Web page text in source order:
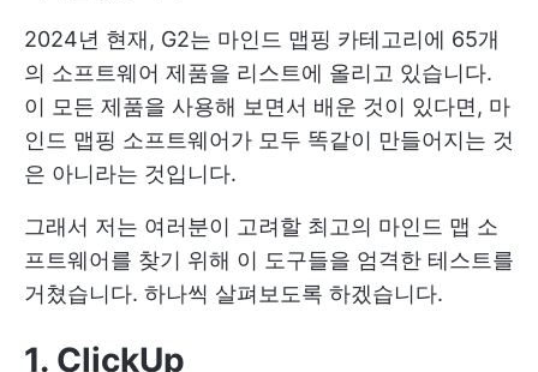
2024년 현재, G2는 마인드 맵핑 카테고리에 65개
의 소프트웨어 제품을 리스트에 올리고 있습니다.
이 모든 제품을 사용해 보면서 배운 것이 있다면, 마
인드 맵핑 소프트웨어가 모두 똑같이 만들어지는 것
은 아니라는 것입니다.
그래서 저는 여러분이 고려할 최고의 마인드 맵 소
프트웨어를 찾기 위해 이 도구들을 엄격한 테스트를
거쳤습니다. 하나씩 살펴보도록 하겠습니다.
1. ClickUp